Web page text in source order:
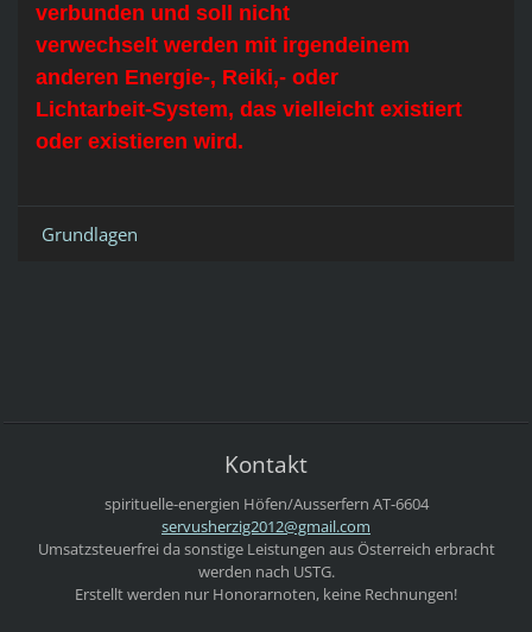
verbunden und soll nicht
verwechselt werden mit irgendeinem
anderen Energie-, Reiki,- oder
Lichtarbeit-System, das vielleicht existiert
oder existieren wird.
Grundlagen
Kontakt
spirituelle-energien Höfen/Ausserfern AT-6604
servusherzig2012@gmail.com
Umsatzsteuerfrei da sonstige Leistungen aus Österreich erbracht
werden nach USTG.
Erstellt werden nur Honorarnoten, keine Rechnungen!